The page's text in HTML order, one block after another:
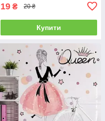
19 ₴ 20 ₴
Купити